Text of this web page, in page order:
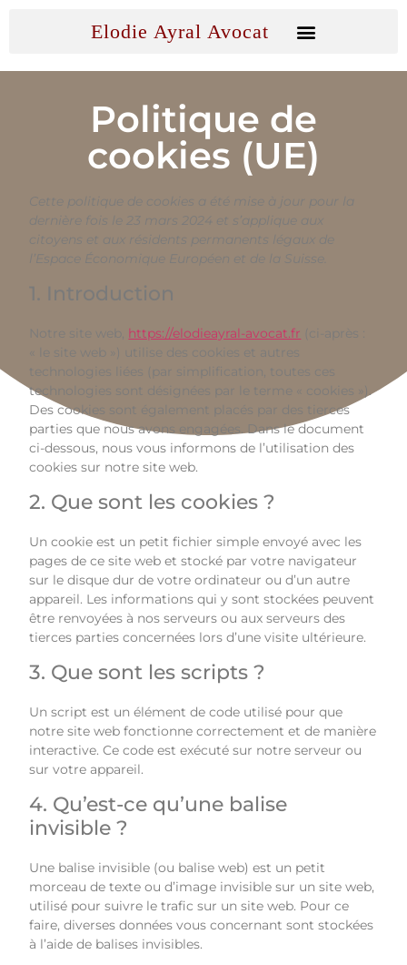
Politique de
cookies (UE)
Cette politique de cookies a été mise à jour pour la
dernière fois le 23 mars 2024 et s’applique aux
citoyens et aux résidents permanents légaux de
l’Espace Économique Européen et de la Suisse.
1. Introduction
Notre site web, https://elodieayral-avocat.fr (ci-après :
« le site web ») utilise des cookies et autres
technologies liées (par simplification, toutes ces
technologies sont désignées par le terme « cookies »).
Des cookies sont également placés par des tierces
parties que nous avons engagées. Dans le document
ci-dessous, nous vous informons de l’utilisation des
cookies sur notre site web.
2. Que sont les cookies ?
Un cookie est un petit fichier simple envoyé avec les
pages de ce site web et stocké par votre navigateur
sur le disque dur de votre ordinateur ou d’un autre
appareil. Les informations qui y sont stockées peuvent
être renvoyées à nos serveurs ou aux serveurs des
tierces parties concernées lors d’une visite ultérieure.
3. Que sont les scripts ?
Un script est un élément de code utilisé pour que
notre site web fonctionne correctement et de manière
interactive. Ce code est exécuté sur notre serveur ou
sur votre appareil.
4. Qu’est-ce qu’une balise
invisible ?
Une balise invisible (ou balise web) est un petit
morceau de texte ou d’image invisible sur un site web,
utilisé pour suivre le trafic sur un site web. Pour ce
faire, diverses données vous concernant sont stockées
à l’aide de balises invisibles.